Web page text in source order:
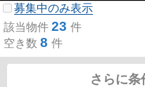
募集中のみ表示
該当物件 23 件
空き数 8 件
さらに条